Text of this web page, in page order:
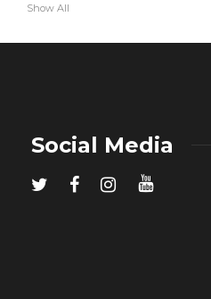
Show All
Social Media